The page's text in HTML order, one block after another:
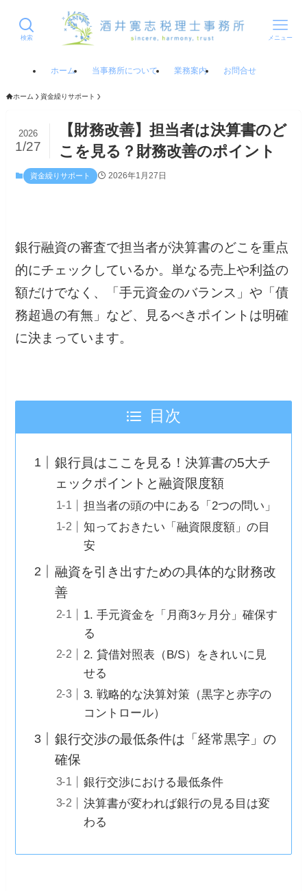
検索 メニュー
ホーム 当事務所について 業務案内 お問合せ
ホーム 資金繰りサポート
【財務改善】担当者は決算書のど
こを見る？財務改善のポイント
2026
1/27
資金繰りサポート 2026年1月27日
銀行融資の審査で担当者が決算書のどこを重点
的にチェックしているか。単なる売上や利益の
額だけでなく、「手元資金のバランス」や「債
務超過の有無」など、見るべきポイントは明確
に決まっています。
目次
銀行員はここを見る！決算書の5大チ
ェックポイントと融資限度額
担当者の頭の中にある「2つの問い」
知っておきたい「融資限度額」の目
安
融資を引き出すための具体的な財務改
善
1. 手元資金を「月商3ヶ月分」確保す
る
2. 貸借対照表（B/S）をきれいに見
せる
3. 戦略的な決算対策（黒字と赤字の
コントロール）
銀行交渉の最低条件は「経常黒字」の
確保
銀行交渉における最低条件
決算書が変われば銀行の見る目は変
わる